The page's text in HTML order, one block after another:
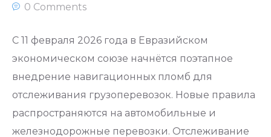
0 Comments
С 11 февраля 2026 года в Евразийском
экономическом союзе начнётся поэтапное
внедрение навигационных пломб для
отслеживания грузоперевозок. Новые правила
распространяются на автомобильные и
железнодорожные перевозки. Отслеживание